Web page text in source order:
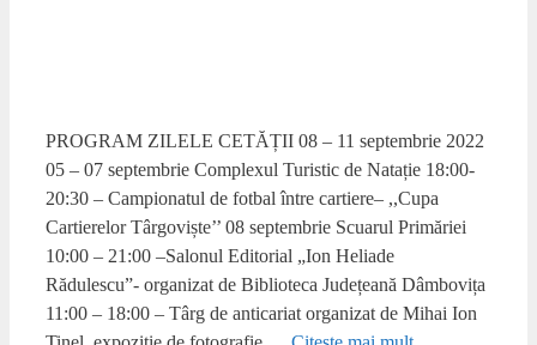
PROGRAM ZILELE CETĂȚII 08 – 11 septembrie 2022
05 – 07 septembrie Complexul Turistic de Natație 18:00-
20:30 – Campionatul de fotbal între cartiere– ,,Cupa
Cartierelor Târgoviște’’ 08 septembrie Scuarul Primăriei
10:00 – 21:00 –Salonul Editorial „Ion Heliade
Rădulescu”- organizat de Biblioteca Județeană Dâmbovița
11:00 – 18:00 – Târg de anticariat organizat de Mihai Ion